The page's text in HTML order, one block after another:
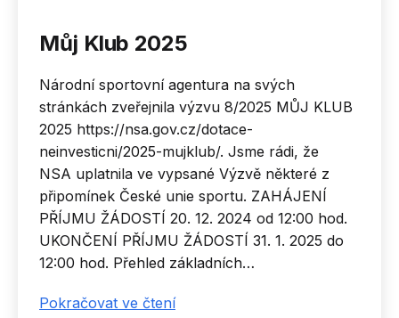
Můj Klub 2025
Národní sportovní agentura na svých
stránkách zveřejnila výzvu 8/2025 MŮJ KLUB
2025 https://nsa.gov.cz/dotace-
neinvesticni/2025-mujklub/. Jsme rádi, že
NSA uplatnila ve vypsané Výzvě některé z
připomínek České unie sportu. ZAHÁJENÍ
PŘÍJMU ŽÁDOSTÍ 20. 12. 2024 od 12:00 hod.
UKONČENÍ PŘÍJMU ŽÁDOSTÍ 31. 1. 2025 do
12:00 hod. Přehled základních…
Pokračovat ve čteníMůj